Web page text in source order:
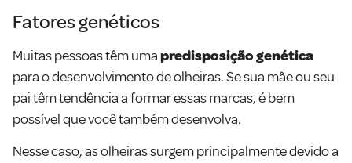
Fatores genéticos
Muitas pessoas têm umapredisposição genética
para o desenvolvimento de olheiras. Se sua mãe ou seu
pai têm tendência a formar essas marcas, é bem
possível que você também desenvolva.
Nesse caso, as olheiras surgem principalmente devido a